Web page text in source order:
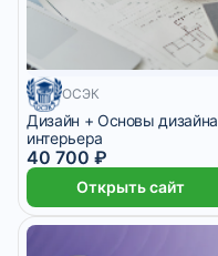
ОСЭК
Дизайн + Основы дизайна
интерьера
40 700 ₽
Открыть сайт